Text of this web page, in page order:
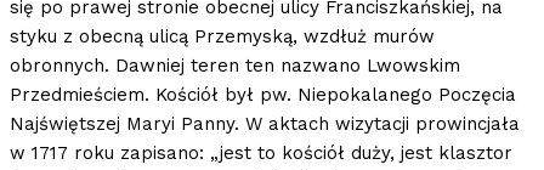
się po prawej stronie obecnej ulicy Franciszkańskiej, na
styku z obecną ulicą Przemyską, wzdłuż murów
obronnych. Dawniej teren ten nazwano Lwowskim
Przedmieściem. Kościół był pw. Niepokalanego Poczęcia
Najświętszej Maryi Panny. W aktach wizytacji prowincjała
w 1717 roku zapisano: „jest to kościół duży, jest klasztor